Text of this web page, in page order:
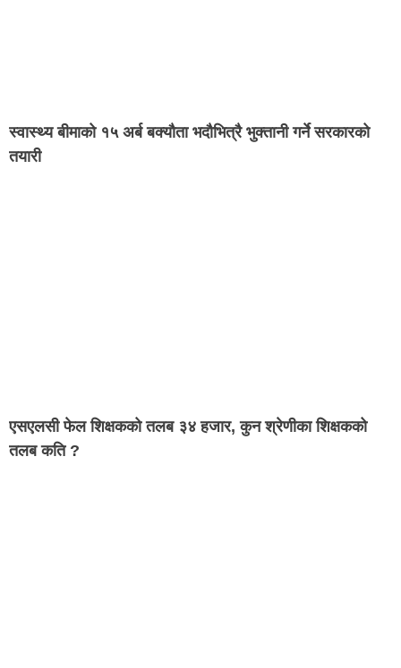
स्वास्थ्य बीमाको १५ अर्ब बक्यौता भदौभित्रै भुक्तानी गर्ने सरकारको
तयारी
एसएलसी फेल शिक्षकको तलब ३४ हजार, कुन श्रेणीका शिक्षकको
तलब कति ?